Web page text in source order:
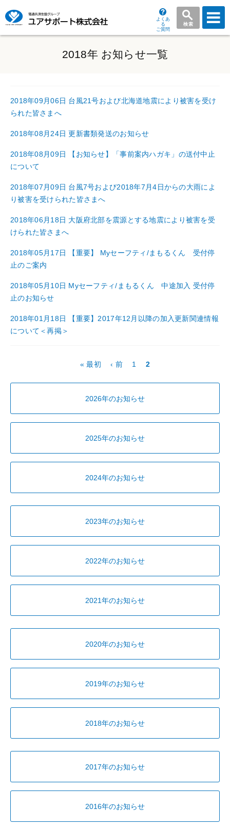
よくあ
る
ご質問
検索
メ
ニ
ー
2018年 お知らせ一覧
2018年09月06日 台風21号および北海道地震により被害を受け
られた皆さまへ
2018年08月24日 更新書類発送のお知らせ
2018年08月09日
【お知らせ】「事前案内ハガキ」の送付中止
について
2018年07月09日 台風7号および2018年7月4日からの大雨によ
り被害を受けられた皆さまへ
2018年06月18日 大阪府北部を震源とする地震により被害を受
けられた皆さまへ
2018年05月17日
【重要】 Myセーフティ/まもるくん 受付停
止のご案内
2018年05月10日 Myセーフティ/まもるくん 中途加入 受付停
止のお知らせ
2018年01月18日
【重要】2017年12月以降の加入更新関連情報
について＜再掲＞
先
ー
ジ
« 最初
前
ジ
‹ 前
P
e
1
カ
ペ
2
2026年のお知らせ
2025年のお知らせ
2024年のお知らせ
2023年のお知らせ
2022年のお知らせ
2021年のお知らせ
2020年のお知らせ
2019年のお知らせ
2018年のお知らせ
2017年のお知らせ
2016年のお知らせ